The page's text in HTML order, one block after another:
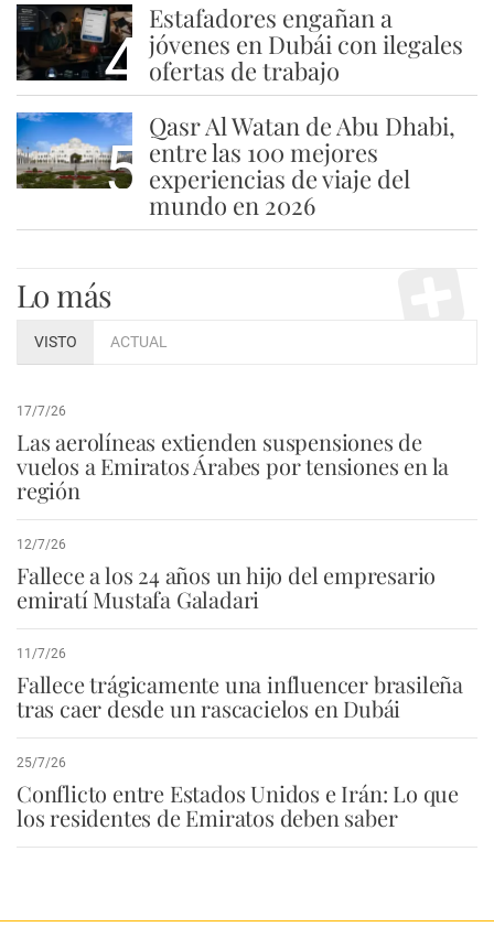
4
Estafadores engañan a
jóvenes en Dubái con ilegales
ofertas de trabajo
5
Qasr Al Watan de Abu Dhabi,
entre las 100 mejores
experiencias de viaje del
mundo en 2026
Lo más
VISTO ACTUAL
17/7/26
Las aerolíneas extienden suspensiones de
vuelos a Emiratos Árabes por tensiones en la
región
12/7/26
Fallece a los 24 años un hijo del empresario
emiratí Mustafa Galadari
11/7/26
Fallece trágicamente una influencer brasileña
tras caer desde un rascacielos en Dubái
25/7/26
Conflicto entre Estados Unidos e Irán: Lo que
los residentes de Emiratos deben saber